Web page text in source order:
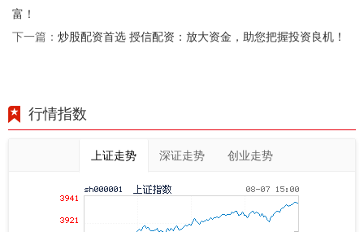
富！
下一篇： 炒股配资首选 授信配资：放大资金，助您把握投资良机！
行情指数
上证走势 深证走势 创业走势